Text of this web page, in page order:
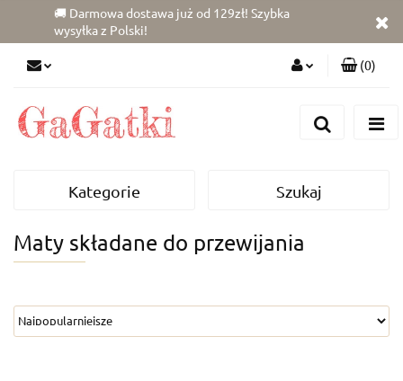
🚚 Darmowa dostawa już od 129zł! Szybka
wysyłka z Polski!
Zgody cookies
(0)
Kategorie Szukaj
Maty składane do przewijania